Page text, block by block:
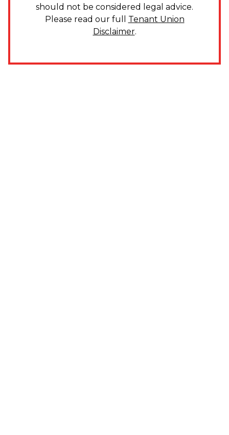
should not be considered legal advice.
Please read our full Tenant Union
Disclaimer.